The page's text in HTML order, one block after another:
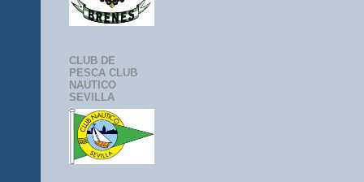
CLUB DE
PESCA CLUB
NAUTICO
SEVILLA